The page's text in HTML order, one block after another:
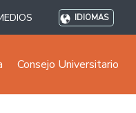
IDIOMAS
Consejo Universitario